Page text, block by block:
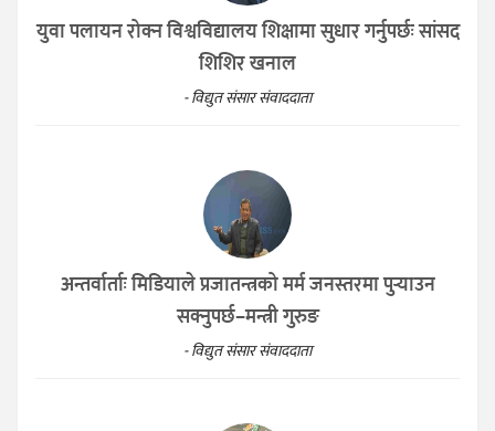
युवा पलायन रोक्न विश्वविद्यालय शिक्षामा सुधार गर्नुपर्छः सांसद
शिशिर खनाल
- विद्युत संसार संवाददाता
अन्तर्वार्ताः मिडियाले प्रजातन्त्रको मर्म जनस्तरमा पुर्‍याउन
सक्नुपर्छ–मन्त्री गुरुङ
- विद्युत संसार संवाददाता